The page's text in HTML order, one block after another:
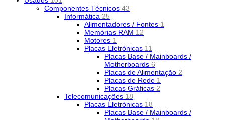
Componentes Técnicos 43
Informática 25
Alimentadores / Fontes 1
Memórias RAM 12
Motores 1
Placas Eletrónicas 11
Placas Base / Mainboards /
Motherboards 6
Placas de Alimentação 2
Placas de Rede 1
Placas Gráficas 2
Telecomunicações 18
Placas Eletrónicas 18
Placas Base / Mainboards /